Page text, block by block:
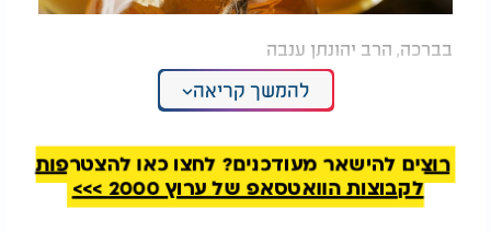
בברכה, הרב יהונתן ענבה
למה לאכול כשר? למה שומרים כשרות? הרב מאיר
להמשך קריאה
רוצים להישאר מעודכנים? לחצו כאן להצטרפות
לקבוצות הוואטסאפ של ערוץ 2000 >>>